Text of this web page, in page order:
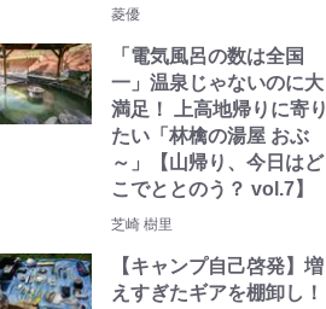
菱優
「電気風呂の数は全国
一」温泉じゃないのに大
満足！ 上高地帰りに寄り
たい「林檎の湯屋 おぶ
～」【山帰り、今日はど
こでととのう？ vol.7】
芝崎 樹里
【キャンプ自己啓発】増
えすぎたギアを棚卸し！